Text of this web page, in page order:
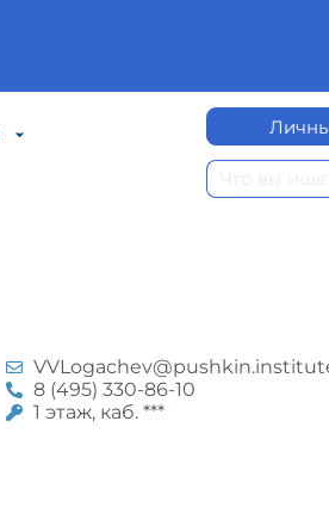
8 (495) 330-86-10
1 этаж, каб. ***